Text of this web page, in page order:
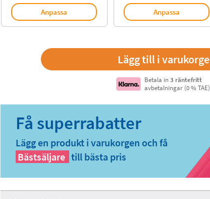
Anpassa Anpassa
Betala in 3 räntefritt
avbetalningar (0 % TAE)
Lägg en produkt i varukorgen och få
Bästsäljare till bästa pris